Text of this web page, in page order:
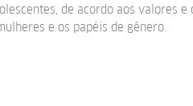
de acordo aos valores
e os papéis de gênero.